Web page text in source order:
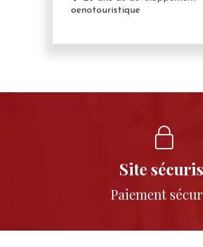
oenotouristique
Site
Paiement